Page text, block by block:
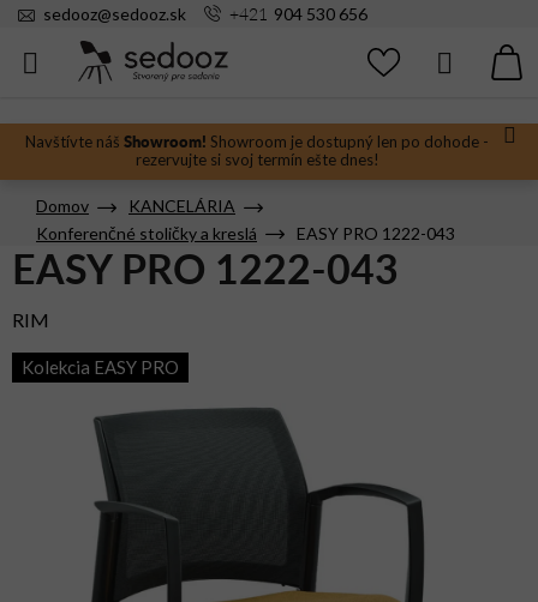
Prejsť
Navštívte náš Showroom! Showroom je dostupný len po dohode -
rezervujte si svoj termín ešte dnes!
sedooz@sedooz.sk +421 904 530 656
Hľadať
Domov
KANCELÁRIA
Konferenčné stoličky a kreslá
EASY PRO 1222-043
EASY PRO 1222-043
RIM
Kolekcia EASY PRO